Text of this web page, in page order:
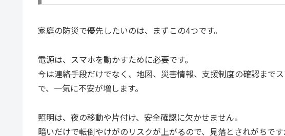
家庭の防災で優先したいのは、まずこの4つです。
電源は、スマホを動かすために必要です。
今は連絡手段だけでなく、地図、災害情報、支援制度の確認まで
で、一気に不安が増します。
照明は、夜の移動や片付け、安全確認に欠かせません。
暗いだけで転倒やけがのリスクが上がるので、見落とされがちです